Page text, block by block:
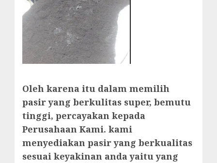
Oleh karena itu dalam memilih
pasir yang berkulitas super, bemutu
tinggi, percayakan kepada
Perusahaan Kami. kami
menyediakan pasir yang berkualitas
sesuai keyakinan anda yaitu yang